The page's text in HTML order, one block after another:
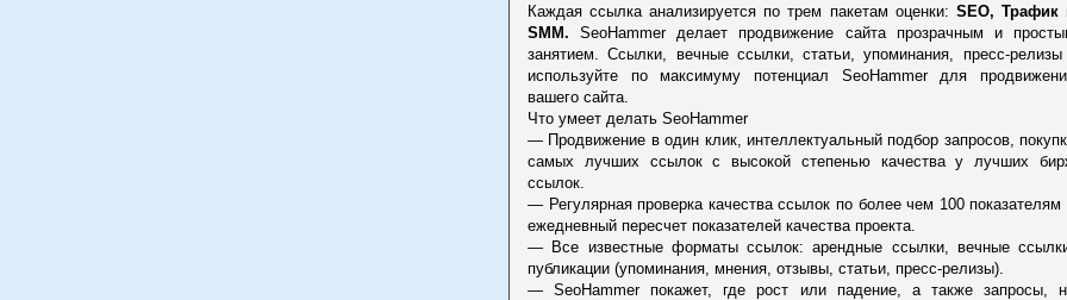
Каждая ссылка анализируется по трем пакетам оценки: SEO, Трафик
SMM. SeoHammer делает продвижение сайта прозрачным и
занятием. Ссылки, вечные ссылки, статьи, упоминания, пресс-
используйте по максимуму потенциал SeoHammer для
вашего сайта.
Что умеет делать SeoHammer
— Продвижение в один клик, интеллектуальный подбор запросов,
самых лучших ссылок с высокой степенью качества у лучших
ссылок.
— Регулярная проверка качества ссылок по более чем 100 показателям
ежедневный пересчет показателей качества проекта.
— Все известные форматы ссылок: арендные ссылки, вечные
публикации (упоминания, мнения, отзывы, статьи, пресс-релизы).
— SeoHammer покажет, где рост или падение, а также запросы,